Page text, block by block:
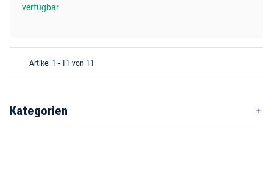
verfügbar
Artikel 1 - 11 von 11
Kategorien